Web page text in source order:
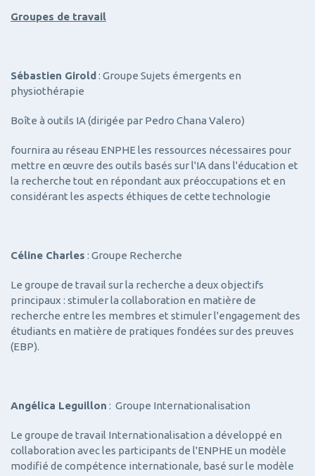
Groupes de travail
Sébastien Girold : Groupe Sujets émergents en
physiothérapie
Boîte à outils IA (dirigée par Pedro Chana Valero)
fournira au réseau ENPHE les ressources nécessaires pour
mettre en œuvre des outils basés sur l'IA dans l'éducation et
la recherche tout en répondant aux préoccupations et en
considérant les aspects éthiques de cette technologie
Céline Charles : Groupe Recherche
Le groupe de travail sur la recherche a deux objectifs
principaux : stimuler la collaboration en matière de
recherche entre les membres et stimuler l'engagement des
étudiants en matière de pratiques fondées sur des preuves
(EBP).
Angélica Leguillon : Groupe Internationalisation
Le groupe de travail Internationalisation a développé en
collaboration avec les participants de l'ENPHE un modèle
modifié de compétence internationale, basé sur le modèle